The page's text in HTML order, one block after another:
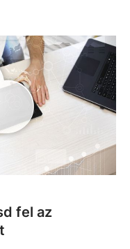
fel az